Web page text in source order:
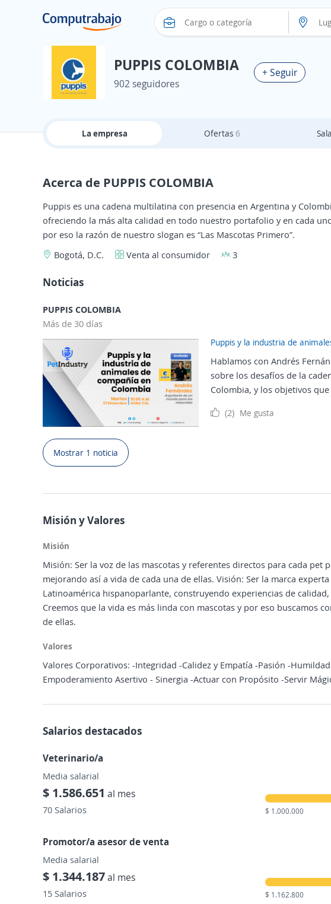
PUPPIS COLOMBIA
902 seguidores
+ Seguir
La empresa Ofertas 6
Acerca de PUPPIS COLOMBIA
Puppis es una cadena multilatina con presencia en Argentina y
ofreciendo la más alta calidad en todo nuestro portafolio y en cada
por eso la razón de nuestro slogan es “Las Mascotas Primero”.
Bogotá, D.C.
Venta al consumidor 3
Noticias
PUPPIS COLOMBIA
Más de 30 días
Puppis y la industria de
Hablamos con Andrés
sobre los desafíos de la
Colombia, y los objetivos que
(2) Me gusta
Mostrar 1 noticia
Misión y Valores
Misión
Misión: Ser la voz de las mascotas y referentes directos para cada pet
mejorando así a vida de cada una de ellas. Visión: Ser la marca
Latinoamérica hispanoparlante, construyendo experiencias de
Creemos que la vida es más linda con mascotas y por eso buscamos
de ellas.
Valores
Valores Corporativos: -Integridad -Calidez y Empatía -Pasión -
Empoderamiento Asertivo - Sinergia -Actuar con Propósito -Servir
Salarios destacados
Veterinario/a
Media salarial
$ 1.586.651 al mes
70 Salarios $ 1.000.000
Promotor/a asesor de venta
Media salarial
$ 1.344.187al mes
15 Salarios $ 1.162.800